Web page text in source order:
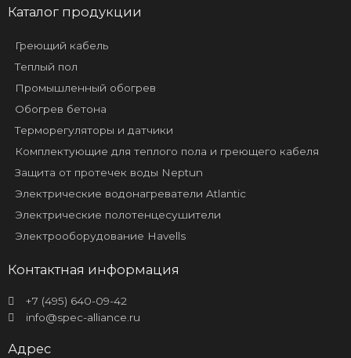
Каталог продукции
Греющий кабель
Теплый пол
Промышленный обогрев
Обогрев бетона
Терморегуляторы и датчики
Комплектующие для теплого пола и греющего кабеля
Защита от протечек воды Neptun
Электрические водонагреватели Atlantic
Электрические полотенцесушители
Электрооборудование Havells
Контактная информация
+7 (495) 640-09-42
info@spec-alliance.ru
Адрес